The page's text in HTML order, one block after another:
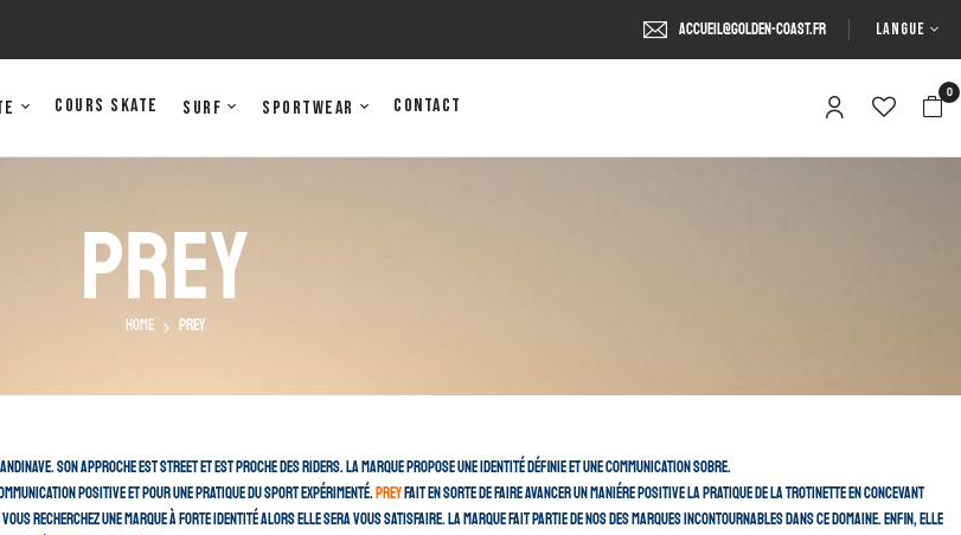
accueil@golden-coast.fr LANGUE
Cours Skate Surf Sportwear Contact
0
PREY
Home PREY
Son approche est street et est proche des riders. La marque propose une identité définie et une communication sobre.
positive et pour une pratique du sport expérimenté. Prey fait en sorte de faire avancer un maniére positive la pratique de la trotinette en concevant
recherchez une marque à forte identité alors elle sera vous satisfaire. La marque fait partie de nos des marques incontournables dans ce domaine. Enfin, elle